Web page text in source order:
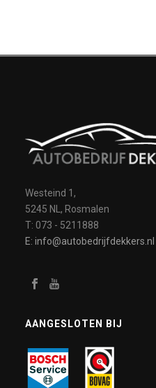
Westeind 1,
5245 NL, Rosmalen
T: 073 - 5211888
E: info@autobedrijfdekkers.nl
AANGESLOTEN BIJ